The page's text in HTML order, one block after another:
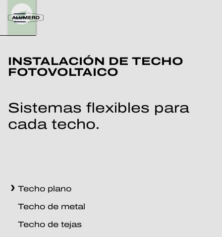
INSTALACIÓN DE TECHO
FOTOVOLTAICO
Sistemas flexibles para
cada techo.
Techo plano
Techo de metal
Techo de tejas